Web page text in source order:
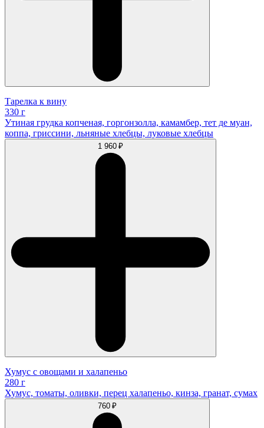
Тарелка к вину
330 г
Утиная грудка копченая, горгонзолла, камамбер, тет де муан,
коппа, гриссини, льняные хлебцы, луковые хлебцы
1 960 ₽
Хумус с овощами и халапеньо
280 г
Хумус, томаты, оливки, перец халапеньо, кинза, гранат, сумах
760 ₽